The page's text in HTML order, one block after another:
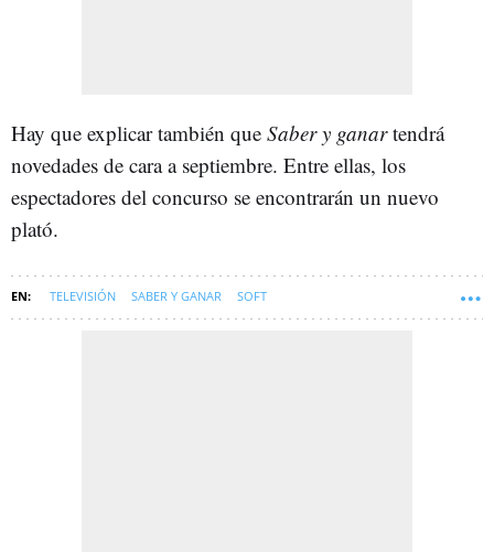
Hay que explicar también que Saber y ganartendrá
novedades de cara a septiembre. Entre ellas, los
espectadores del concurso se encontrarán un nuevo
plató.
TELEVISIÓN SABER Y GANAR SOFT